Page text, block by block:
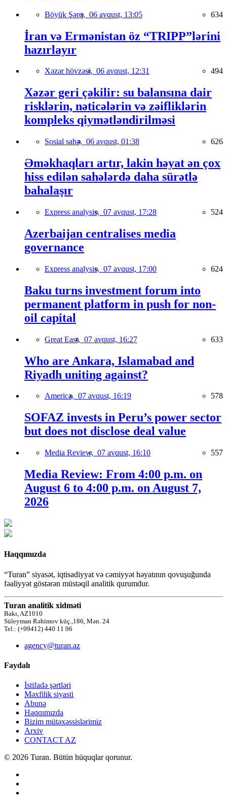
Böyük Şərq, 06 avqust, 13:05 634
İran və Ermənistan öz “TRIPP”lərini
hazırlayır
Xəzər hövzəsi, 06 avqust, 12:31 494
Xəzər geri çəkilir: su balansına dair
risklərin, nəticələrin və zəifliklərin
kompleks qiymətləndirilməsi
Sosial sahə, 06 avqust, 01:38 626
Əməkhaqları artır, lakin həyat ən çox
hiss edilən sahələrdə daha sürətlə
bahalaşır
Express analysis, 07 avqust, 17:28 524
Azerbaijan centralises media
governance
Express analysis, 07 avqust, 17:00 624
Baku turns investment forum into
permanent platform in push for non-
oil capital
Great East, 07 avqust, 16:27 633
Who are Ankara, Islamabad and
Riyadh uniting against?
America, 07 avqust, 16:19 578
SOFAZ invests in Peru’s power sector
but does not disclose deal value
Media Review, 07 avqust, 16:10 557
Media Review: From 4:00 p.m. on
August 6 to 4:00 p.m. on August 7,
2026
Haqqımızda
“Turan” siyasət, iqtisadiyyat və cəmiyyət həyatının qovuşuğunda
fəaliyyət göstərən müstəqil analitik qurumdur.
Turan analitik xidməti
Bakı, AZ1010
Süleyman Rəhimov küç.,186, Mən. 24
Tel.: (+99412) 440 11 96
agency@turan.az
Faydalı
İstifadə şərtləri
Məxfilik siyasti
Abunə
Haqqımızda
Bizim mütəxəssislərimiz
Arxiv
CONTACT AZ
© 2026 Turan. Bütün hüquqlar qorunur.